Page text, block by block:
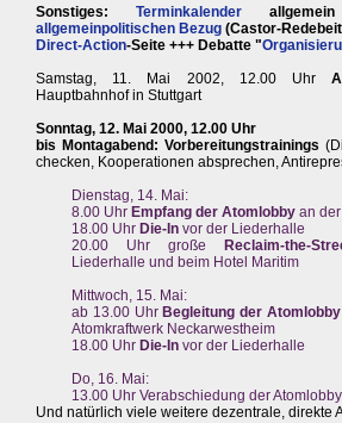
Sonstiges:Terminkalender
allgemeinpolitischen Bezug (Castor-
Direct-Action-Seite +++ Debatte "
Samstag, 11. Mai 2002, 12.00 Uhr
Hauptbahnhof in Stuttgart
Sonntag, 12. Mai 2000, 12.00 Uhr
bis Montagabend: Vorbereitungstrainings
checken, Kooperationen absprechen,
Dienstag, 14. Mai:
8.00 Uhr Empfang der Atomlobby an
18.00 Uhr Die-In vor der Liederhalle
20.00 Uhr große
Reclaim-the-
Liederhalle und beim Hotel Maritim
Mittwoch, 15. Mai:
ab 13.00 Uhr Begleitung der Atomlobby
Atomkraftwerk Neckarwestheim
18.00 Uhr Die-In vor der Liederhalle
Do, 16. Mai:
13.00 Uhr Verabschiedung der Atomlobby
Und natürlich viele weitere dezentrale, direkte